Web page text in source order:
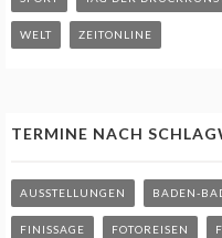
WELT ZEITONLINE
TERMINE NACH
AUSSTELLUNGEN BADEN-
FINISSAGE FOTOREISEN